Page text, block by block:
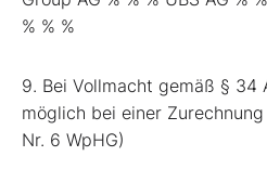
% % %
9. Bei Vollmacht gemäß § 34
möglich bei einer
Nr. 6 WpHG)